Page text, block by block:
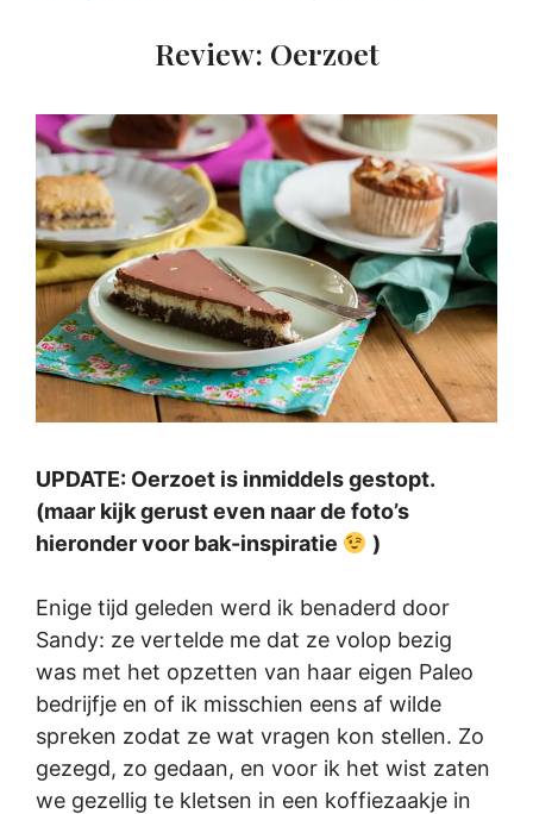
Review: Oerzoet
UPDATE: Oerzoet is inmiddels gestopt.
(maar kijk gerust even naar de foto’s
hieronder voor bak-inspiratie
)
Enige tijd geleden werd ik benaderd door
Sandy: ze vertelde me dat ze volop bezig
was met het opzetten van haar eigen Paleo
bedrijfje en of ik misschien eens af wilde
spreken zodat ze wat vragen kon stellen. Zo
gezegd, zo gedaan, en voor ik het wist zaten
we gezellig te kletsen in een koffiezaakje in